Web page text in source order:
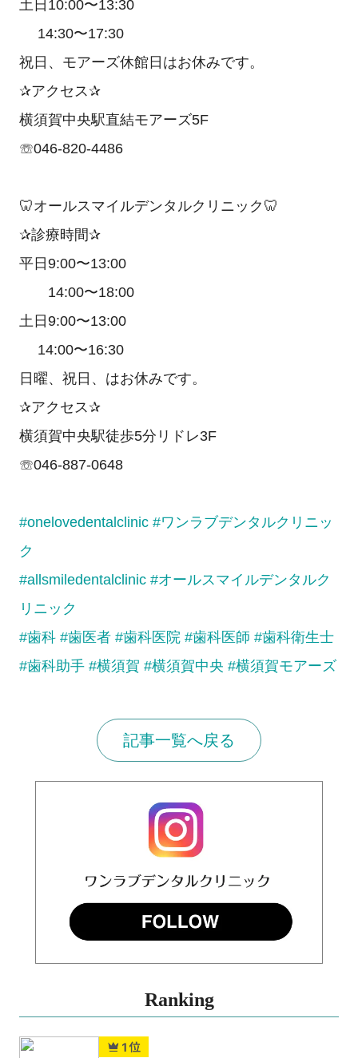
土日10:00〜13:30
14:30〜17:30
祝日、モアーズ休館日はお休みです。
✰アクセス✰
横須賀中央駅直結モアーズ5F
☏046-820-4486
🦷オールスマイルデンタルクリニック🦷
✰診療時間✰
平日9:00〜13:00
14:00〜18:00
土日9:00〜13:00
14:00〜16:30
日曜、祝日、はお休みです。
✰アクセス✰
横須賀中央駅徒歩5分リドレ3F
☏046-887-0648
#onelovedentalclinic #ワンラブデンタルクリニッ
ク
#allsmiledentalclinic #オールスマイルデンタルク
リニック
#歯科 #歯医者 #歯科医院 #歯科医師 #歯科衛生士
#歯科助手 #横須賀 #横須賀中央 #横須賀モアーズ
記事一覧へ戻る
Ranking